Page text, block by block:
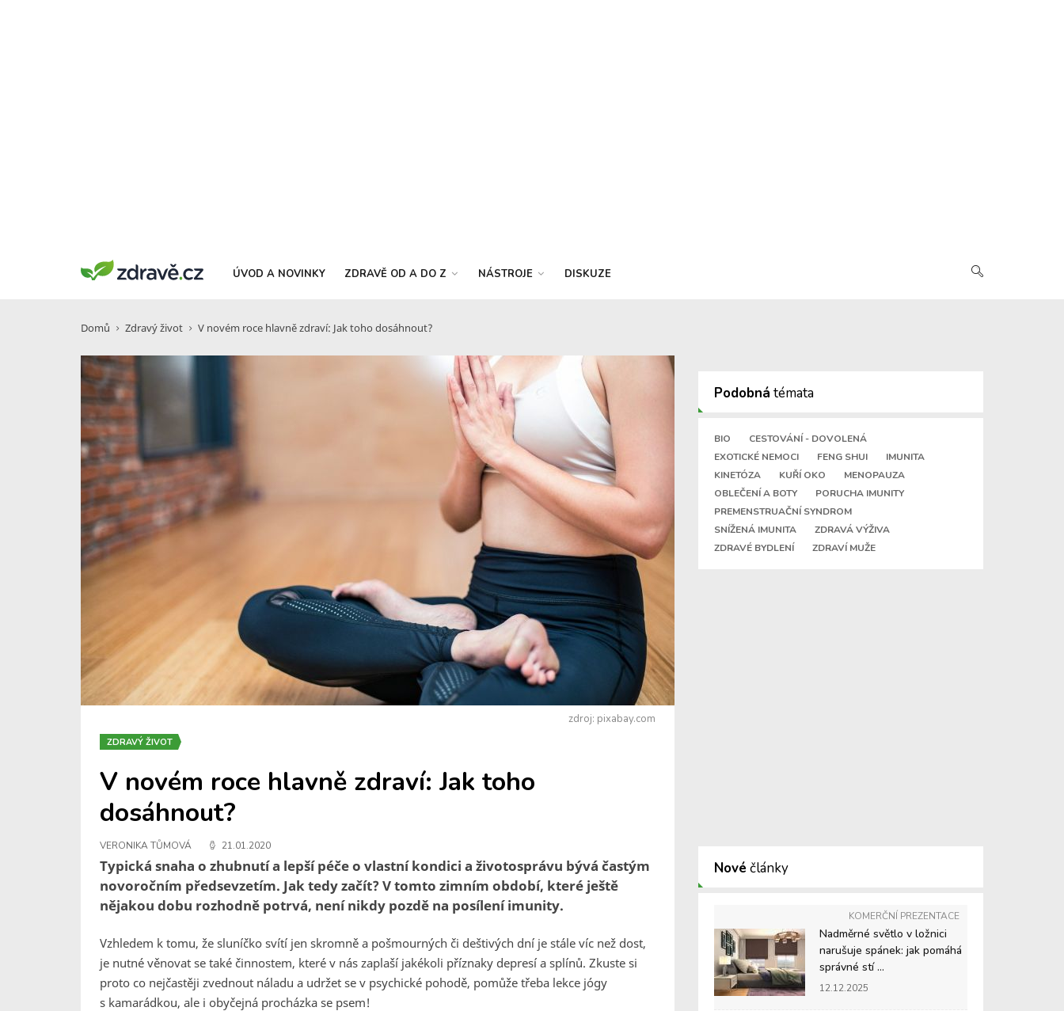
ÚVOD A NOVINKY ZDRAVĚ OD A DO Z NÁSTROJE DISKUZE
Domů Zdravý život V novém roce hlavně zdraví: Jak toho dosáhnout?
zdroj: pixabay.com
ZDRAVÝ ŽIVOT
V novém roce hlavně zdraví: Jak toho
dosáhnout?
VERONIKA TŮMOVÁ 21.01.2020
Typická snaha o zhubnutí a lepší péče o vlastní kondici a životosprávu bývá častým
novoročním předsevzetím. Jak tedy začít? V tomto zimním období, které ještě
nějakou dobu rozhodně potrvá, není nikdy pozdě na posílení imunity.
Vzhledem k tomu, že sluníčko svítí jen skromně a pošmourných či deštivých dní je stále víc než dost,
je nutné věnovat se také činnostem, které v nás zaplaší jakékoli příznaky depresí a splínů. Zkuste si
proto co nejčastěji zvednout náladu a udržet se v psychické pohodě, pomůže třeba lekce jógy
s kamarádkou, ale i obyčejná procházka se psem!
Podobná témata
BIO
CESTOVÁNÍ - DOVOLENÁ
EXOTICKÉ NEMOCI
FENG SHUI
IMUNITA
KINETÓZA
KUŘÍ OKO
MENOPAUZA
OBLEČENÍ A BOTY
PORUCHA IMUNITY
PREMENSTRUAČNÍ SYNDROM
SNÍŽENÁ IMUNITA
ZDRAVÁ VÝŽIVA
ZDRAVÉ BYDLENÍ
ZDRAVÍ MUŽE
Nové články
KOMERČNÍ PREZENTACE
Nadměrné světlo v ložnici
narušuje spánek: jak pomáhá
správné stí ...
12.12.2025